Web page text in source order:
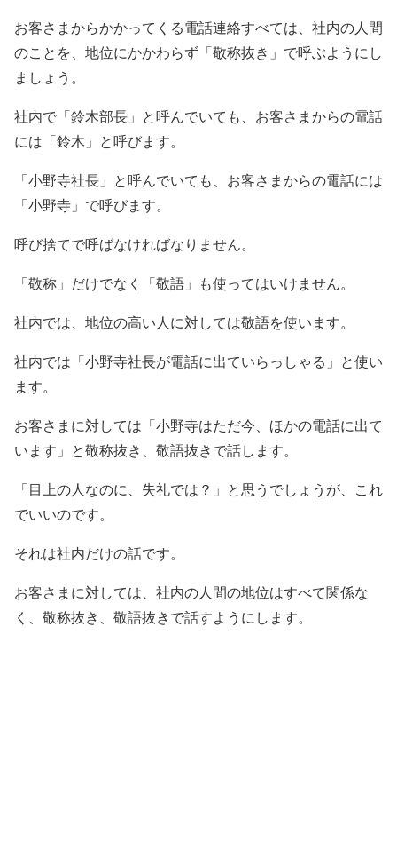
お客さまからかかってくる電話連絡すべては、社内の人間
のことを、地位にかかわらず「敬称抜き」で呼ぶようにし
ましょう。
社内で「鈴木部長」と呼んでいても、お客さまからの電話
には「鈴木」と呼びます。
「小野寺社長」と呼んでいても、お客さまからの電話には
「小野寺」で呼びます。
呼び捨てで呼ばなければなりません。
「敬称」だけでなく「敬語」も使ってはいけません。
社内では、地位の高い人に対しては敬語を使います。
社内では「小野寺社長が電話に出ていらっしゃる」と使い
ます。
お客さまに対しては「小野寺はただ今、ほかの電話に出て
います」と敬称抜き、敬語抜きで話します。
「目上の人なのに、失礼では？」と思うでしょうが、これ
でいいのです。
それは社内だけの話です。
お客さまに対しては、社内の人間の地位はすべて関係な
く、敬称抜き、敬語抜きで話すようにします。